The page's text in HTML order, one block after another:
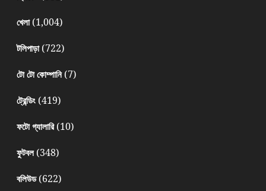
খেলা(1,004)
টলিপাড়া(722)
টো টো কোম্পানি(7)
ট্রেন্ডিং(419)
ফটো গ্যালারি(10)
ফুটবল(348)
বলিউড(622)